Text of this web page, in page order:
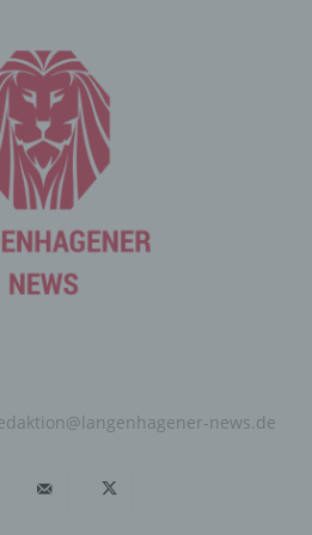
news.de
Schutzniveau für die von uns
Daten
Daten der Server-Logfiles
durch eine betroffene Person
Daten gespeichert.
unserer
die Möglichkeit, sich auf der
der jeweiligen Eingabemaske,
personenbezogenen